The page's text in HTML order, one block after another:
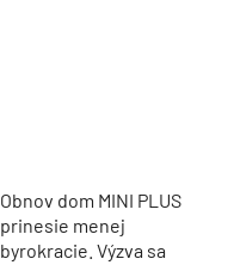
Obnov dom MINI PLUS
prinesie menej
byrokracie. Výzva sa